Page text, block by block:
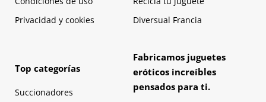
Privacidad y cookies
Diversual Francia
Top categorías
Succionadores
Fabricamos juguetes
eróticos increíbles
pensados para ti.